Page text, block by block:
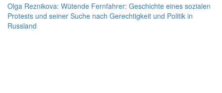
Olga Reznikova: Wütende Fernfahrer: Geschichte eines sozialen
Protests und seiner Suche nach Gerechtigkeit und Politik in
Russland